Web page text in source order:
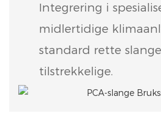
Integrering i
midlertidige
standard rette
tilstrekkelige.